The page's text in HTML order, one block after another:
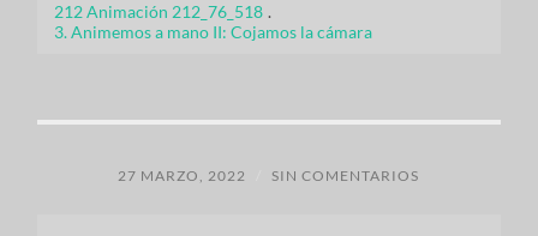
212 Animación 212_76_518 .
3. Animemos a mano II: Cojamos la cámara
27 MARZO, 2022 SIN COMENTARIOS